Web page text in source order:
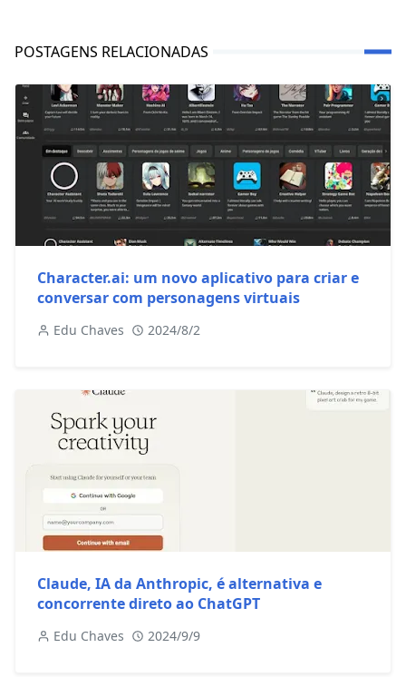
POSTAGENS RELACIONADAS
Character.ai: um novo aplicativo para criar e
conversar com personagens virtuais
Edu Chaves 2024/8/2
Claude, IA da Anthropic, é alternativa e
concorrente direto ao ChatGPT
Edu Chaves 2024/9/9